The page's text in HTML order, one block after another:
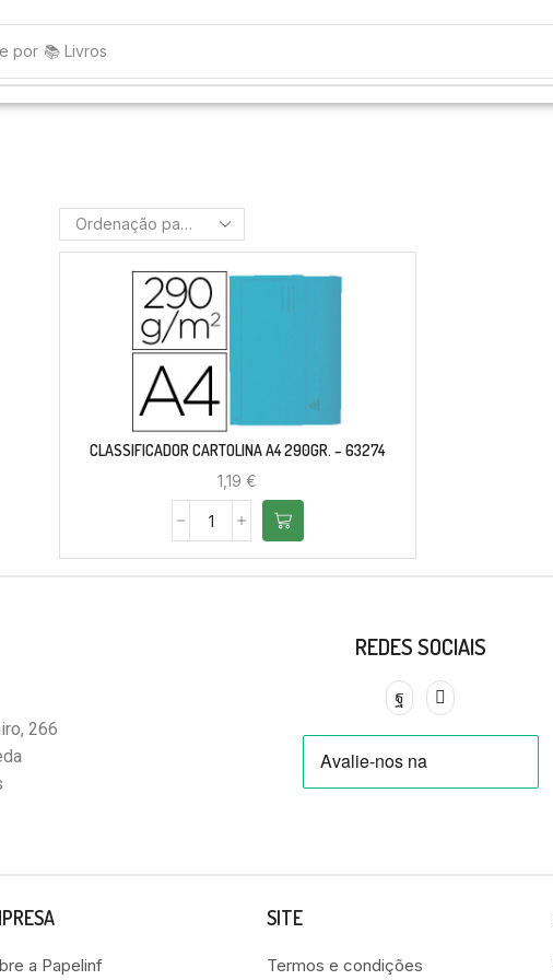
por 📚 Livros
CLASSIFICADOR CARTOLINA A4 290GR. – 63274
1,19€
266
REDES SOCIAIS
a Papelinf
SITE
Termos e condições